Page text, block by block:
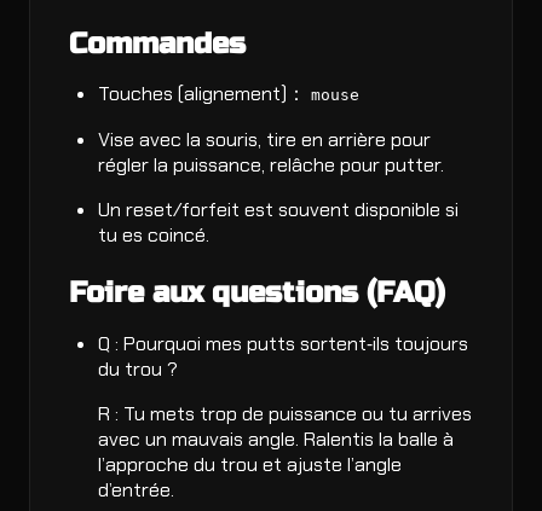
Commandes
Touches (alignement)： mouse
Vise avec la souris, tire en arrière pour
régler la puissance, relâche pour putter.
Un reset/forfeit est souvent disponible si
tu es coincé.
Foire aux questions (FAQ)
Q : Pourquoi mes putts sortent‑ils toujours
du trou ?
R : Tu mets trop de puissance ou tu arrives
avec un mauvais angle. Ralentis la balle à
l’approche du trou et ajuste l’angle
d’entrée.